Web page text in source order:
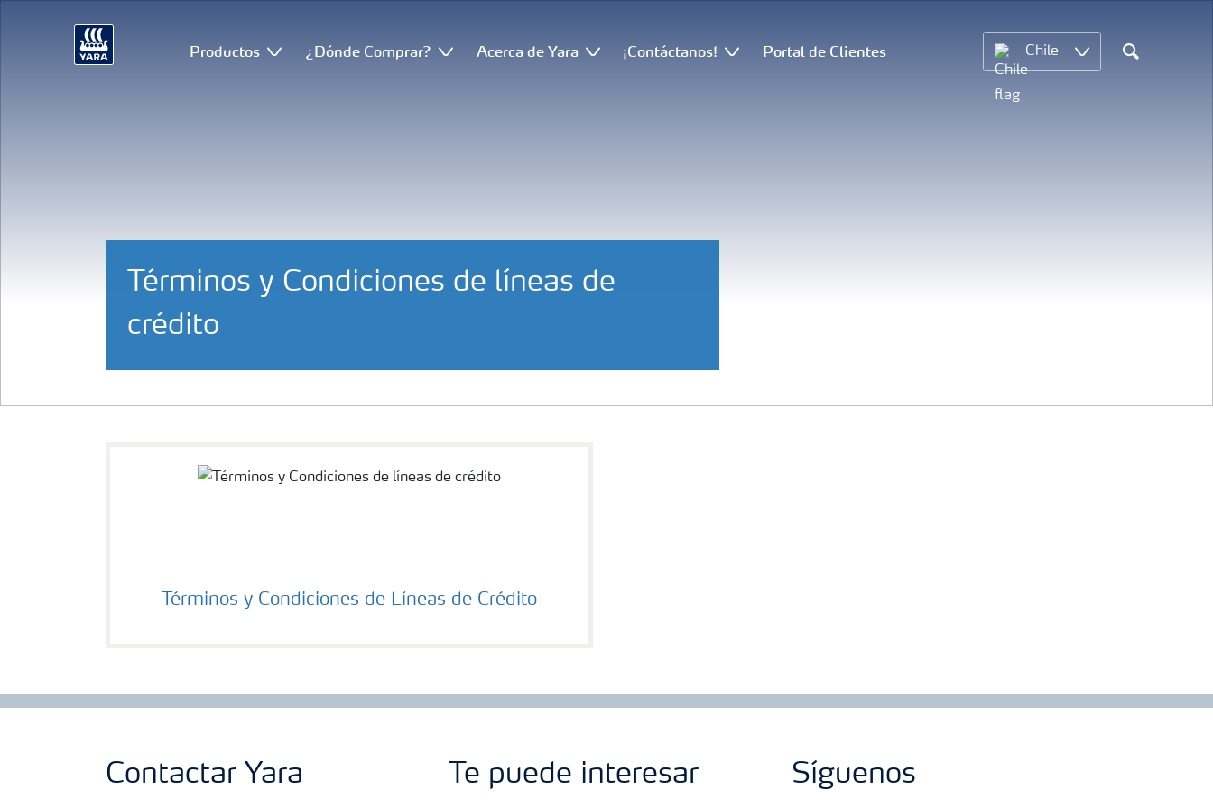
Productos ¿Dónde Comprar? Acerca de Yara ¡Contáctanos! Portal de Clientes Chile
Search
Términos y Condiciones de líneas de
crédito
Términos y Condiciones de Líneas de Crédito
Contactar Yara Te puede interesar Síguenos